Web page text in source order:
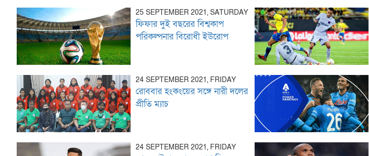
25 SEPTEMBER 2021, SATURDAY
ফিফার দুই বছরের বিশ্বকাপ
পরিকল্পনার বিরোধী ইউরোপ
24 SEPTEMBER 2021, FRIDAY
রোববার হংকংয়ের সঙ্গে নারী দলের
প্রীতি ম্যাচ
24 SEPTEMBER 2021, FRIDAY